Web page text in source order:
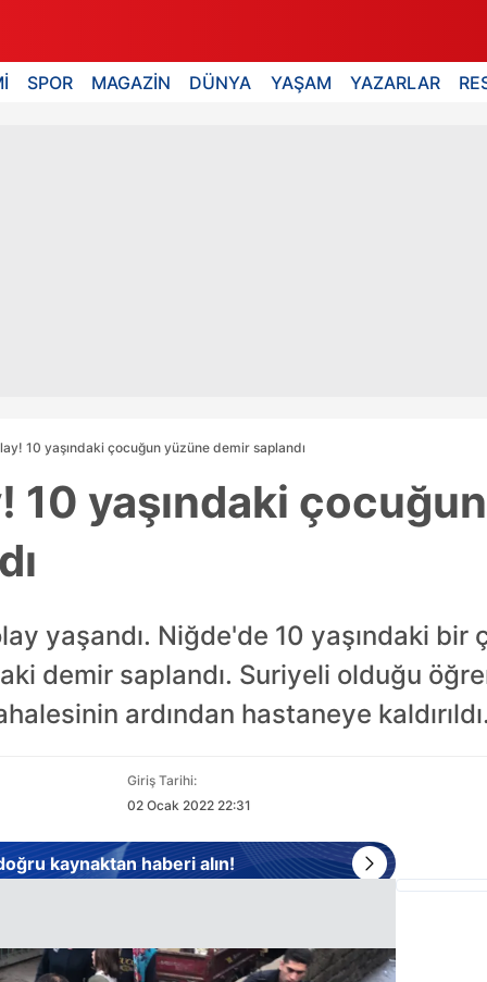
SPOR MAGAZİN DÜNYA YAŞAM YAZARLAR
10 yaşındaki çocuğun yüzüne demir saplandı
10 yaşındaki
yaşandı. Niğde'de 10 yaşındaki bir
demir saplandı. Suriyeli olduğu
ardından hastaneye
Giriş Tarihi:
02 Ocak 2022 22:31
kaynaktan haberi alın!